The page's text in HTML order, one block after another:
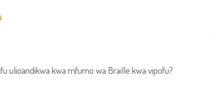
ulioandikwa kwa mfumo wa Braille kwa vipofu?